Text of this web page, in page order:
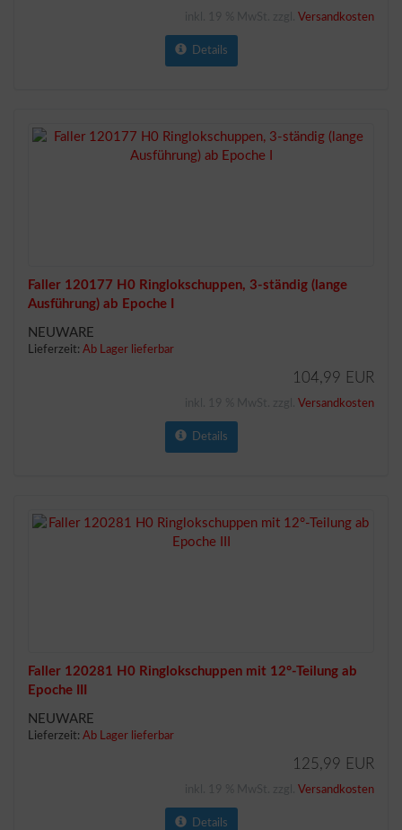
Versandkosten
Details
Faller 120177 H0 Ringlokschuppen, 3-ständig (lange
Ausführung) ab Epoche I
NEUWARE
Lieferzeit: Ab Lager lieferbar
104,99 EUR
Versandkosten
Details
Faller 120281 H0 Ringlokschuppen mit 12°-Teilung ab
Epoche III
NEUWARE
Lieferzeit: Ab Lager lieferbar
125,99 EUR
Versandkosten
Details